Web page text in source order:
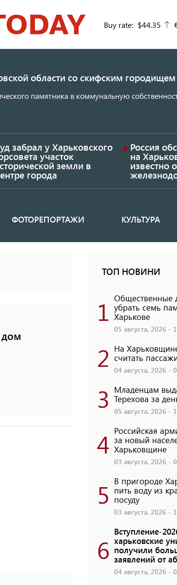
Buy rate: $44.35
области со скифским городищем
памятника в коммунальную
забрал у Харьковского
участок
земли в
города
Россия
на
известно
ФОТОРЕПОРТАЖИ КУЛЬТУРА
дом
ТОП НОВИНИ
1 Общественные
убрать семь
Харькове
05 августа, 2026 -
2 На
считать
04 августа, 2026 -
3 Младенцам
Терехова за
05 августа, 2026 -
4 Российская
за новый
Харьковщине
03 августа, 2026 -
5 В пригороде
пить воду из
посуду
03 августа, 2026 -
6
Вступление-
харьковские
получили
заявлений от
04 августа, 2026 -